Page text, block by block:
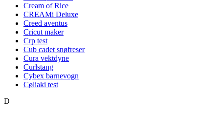
Cream of Rice
CREAMi Deluxe
Creed aventus
Cricut maker
Crp test
Cub cadet snøfreser
Cura vektdyne
Curlstang
Cybex barnevogn
Cøliaki test
D